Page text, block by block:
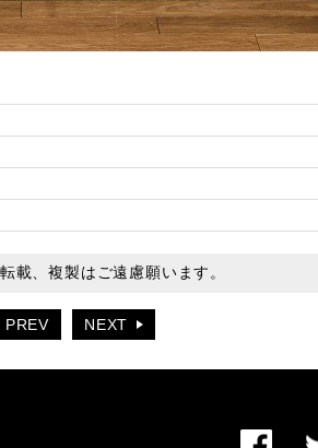
載、複製はご遠慮願います。
PREV NEXT